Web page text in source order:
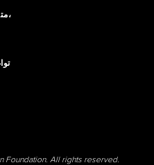
متابعة،
Foundation. All rights reserved.